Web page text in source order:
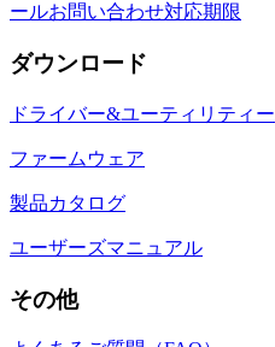
ールお問い合わせ対応期限
ダウンロード
ドライバー&ユーティリティー
ファームウェア
製品カタログ
ユーザーズマニュアル
その他